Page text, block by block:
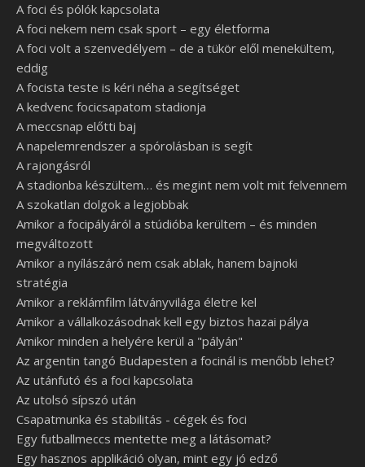
A foci és pólók kapcsolata
A foci nekem nem csak sport – egy életforma
A foci volt a szenvedélyem – de a tükör elől menekültem,
eddig
A focista teste is kéri néha a segítséget
A kedvenc focicsapatom stadionja
A meccsnap előtti baj
A napelemrendszer a spórolásban is segít
A rajongásról
A stadionba készültem… és megint nem volt mit felvennem
A szokatlan dolgok a legjobbak
Amikor a focipályáról a stúdióba kerültem – és minden
megváltozott
Amikor a nyílászáró nem csak ablak, hanem bajnoki
stratégia
Amikor a reklámfilm látványvilága életre kel
Amikor a vállalkozásodnak kell egy biztos hazai pálya
Amikor minden a helyére kerül a "pályán"
Az argentin tangó Budapesten a focinál is menőbb lehet?
Az utánfutó és a foci kapcsolata
Az utolsó sípszó után
Csapatmunka és stabilitás - cégek és foci
Egy futballmeccs mentette meg a látásomat?
Egy hasznos applikáció olyan, mint egy jó edző